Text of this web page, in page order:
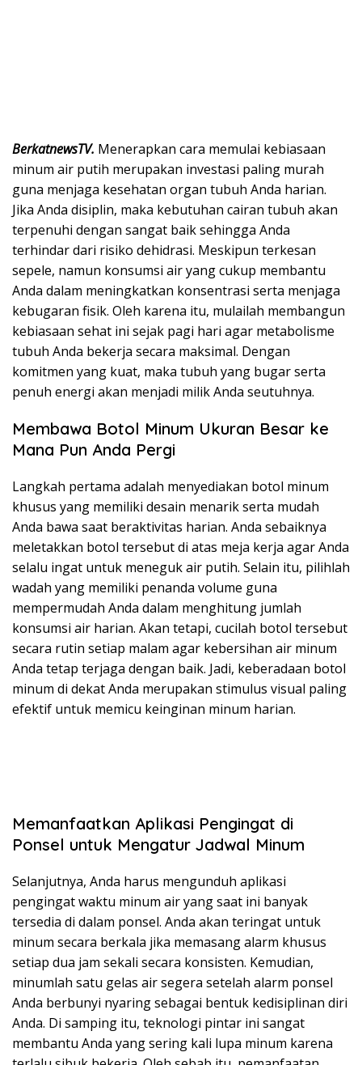
BerkatnewsTV. Menerapkan cara memulai kebiasaan
minum air putih merupakan investasi paling murah
guna menjaga kesehatan organ tubuh Anda harian.
Jika Anda disiplin, maka kebutuhan cairan tubuh akan
terpenuhi dengan sangat baik sehingga Anda
terhindar dari risiko dehidrasi. Meskipun terkesan
sepele, namun konsumsi air yang cukup membantu
Anda dalam meningkatkan konsentrasi serta menjaga
kebugaran fisik. Oleh karena itu, mulailah membangun
kebiasaan sehat ini sejak pagi hari agar metabolisme
tubuh Anda bekerja secara maksimal. Dengan
komitmen yang kuat, maka tubuh yang bugar serta
penuh energi akan menjadi milik Anda seutuhnya.
Membawa Botol Minum Ukuran Besar ke
Mana Pun Anda Pergi
Langkah pertama adalah menyediakan botol minum
khusus yang memiliki desain menarik serta mudah
Anda bawa saat beraktivitas harian. Anda sebaiknya
meletakkan botol tersebut di atas meja kerja agar Anda
selalu ingat untuk meneguk air putih. Selain itu, pilihlah
wadah yang memiliki penanda volume guna
mempermudah Anda dalam menghitung jumlah
konsumsi air harian. Akan tetapi, cucilah botol tersebut
secara rutin setiap malam agar kebersihan air minum
Anda tetap terjaga dengan baik. Jadi, keberadaan botol
minum di dekat Anda merupakan stimulus visual paling
efektif untuk memicu keinginan minum harian.
Memanfaatkan Aplikasi Pengingat di
Ponsel untuk Mengatur Jadwal Minum
Selanjutnya, Anda harus mengunduh aplikasi
pengingat waktu minum air yang saat ini banyak
tersedia di dalam ponsel. Anda akan teringat untuk
minum secara berkala jika memasang alarm khusus
setiap dua jam sekali secara konsisten. Kemudian,
minumlah satu gelas air segera setelah alarm ponsel
Anda berbunyi nyaring sebagai bentuk kedisiplinan diri
Anda. Di samping itu, teknologi pintar ini sangat
membantu Anda yang sering kali lupa minum karena